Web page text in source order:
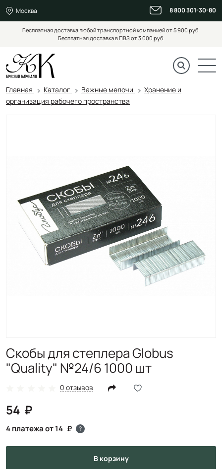
Москва 8 800 301-30-80
Бесплатная доставка любой транспортной компанией от 5 900 руб.
Бесплатная доставка в ПВЗ от 3 000 руб.
Главная Каталог Важные мелочи
Хранение и
организация рабочего пространства
Скобы для степлера Globus
"Quality" №24/6 1000 шт
0 отзывов
54
4 платежа от 14 ?
в корзину